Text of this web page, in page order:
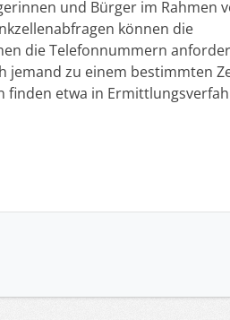
und Bürger im Rahmen
können die
die Telefonnummern
jemand zu einem bestimmten
finden etwa in